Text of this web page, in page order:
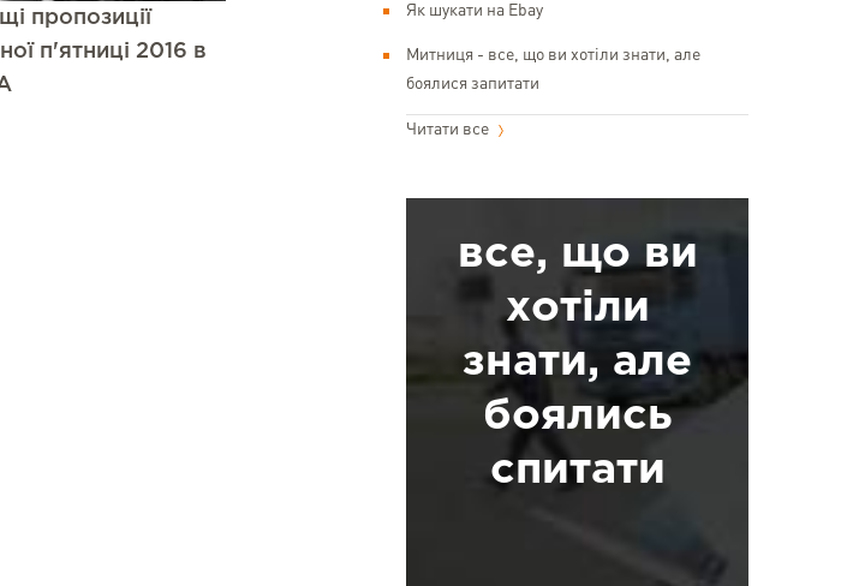
пропозиції
п'ятниці 2016 в
Як шукати на Ebay
Митниця - все, що ви хотіли знати, але
боялися запитати
Читати все
все, що ви
хотіли
знати, але
боялись
спитати